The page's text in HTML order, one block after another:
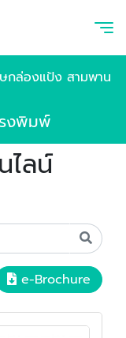
กล่องแป้ง สามพาน
รงพิมพ์
ไลน์
e-Brochure